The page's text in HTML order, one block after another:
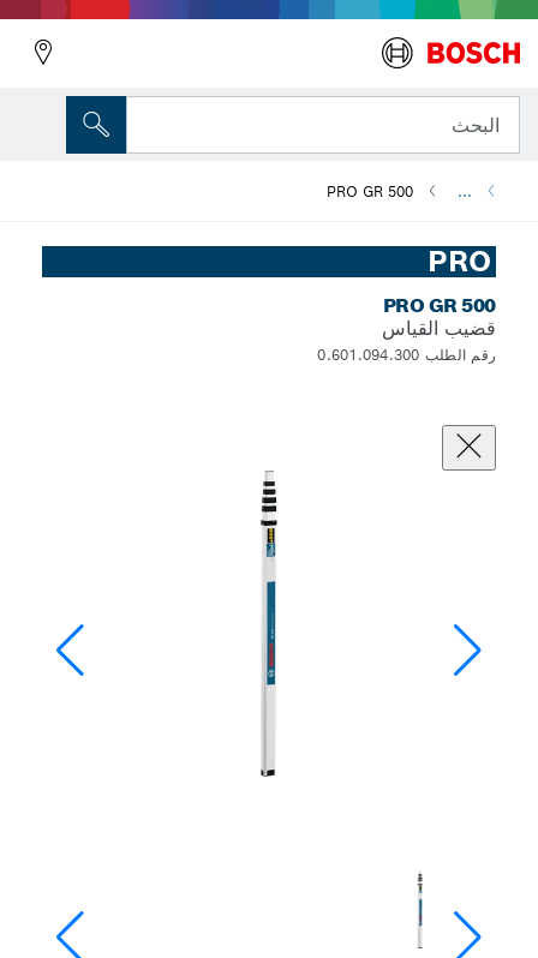
البحث
...
PRO GR 500
PRO
PRO GR 500
قضيب القياس
رقم الطلب 0.601.094.300